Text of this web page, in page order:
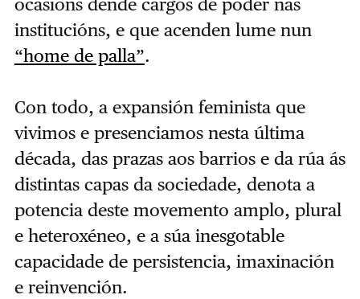
ocasións dende cargos de poder nas
institucións, e que acenden lume nun
“home de palla”.
Con todo, a expansión feminista que
vivimos e presenciamos nesta última
década, das prazas aos barrios e da rúa ás
distintas capas da sociedade, denota a
potencia deste movemento amplo, plural
e heteroxéneo, e a súa inesgotable
capacidade de persistencia, imaxinación
e reinvención.